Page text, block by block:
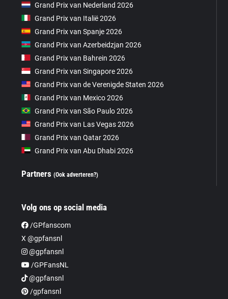
Grand Prix van Nederland 2026
Grand Prix van Italië 2026
Grand Prix van Spanje 2026
Grand Prix van Azerbeidzjan 2026
Grand Prix van Bahrein 2026
Grand Prix van Singapore 2026
Grand Prix van de Verenigde Staten 2026
Grand Prix van Mexico 2026
Grand Prix van São Paulo 2026
Grand Prix van Las Vegas 2026
Grand Prix van Qatar 2026
Grand Prix van Abu Dhabi 2026
Partners(Ook adverteren?)
Volg ons op social media
/GPfanscom
X @gpfansnl
@gpfansnl
/GPFansNL
@gpfansnl
/gpfansnl